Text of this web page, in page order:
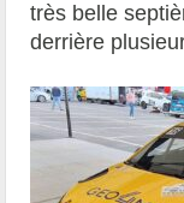
très belle
derrière